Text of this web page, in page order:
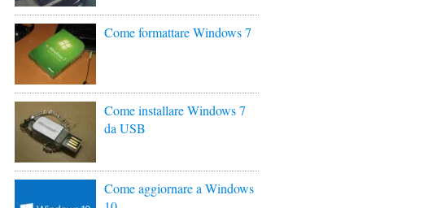
Come formattare Windows 7
Come installare Windows 7
da USB
Come aggiornare a Windows